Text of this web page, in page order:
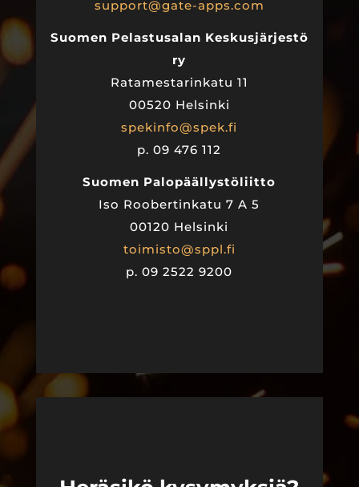
support@gate-apps.com
Suomen Pelastusalan Keskusjärjestö
ry
Ratamestarinkatu 11
00520 Helsinki
spekinfo@spek.fi
p. 09 476 112
Suomen Palopäällystöliitto
Iso Roobertinkatu 7 A 5
00120 Helsinki
toimisto@sppl.fi
p. 09 2522 9200